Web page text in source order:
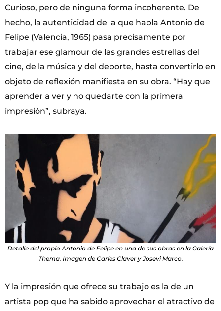
Curioso, pero de ninguna forma incoherente. De
hecho, la autenticidad de la que habla Antonio de
Felipe (Valencia, 1965) pasa precisamente por
trabajar ese glamour de las grandes estrellas del
cine, de la música y del deporte, hasta convertirlo en
objeto de reflexión manifiesta en su obra. “Hay que
aprender a ver y no quedarte con la primera
impresión”, subraya.
Detalle del propio Antonio de Felipe en una de sus obras en la Galería
Thema. Imagen de Carles Claver y Josevi Marco.
Y la impresión que ofrece su trabajo es la de un
artista pop que ha sabido aprovechar el atractivo de